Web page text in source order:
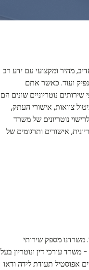
מהיר ומקצועי עם ידע רב
ועוד. כאשר אתם
נוטריוניים שונים הם
צוואות, אישורי העתק,
נוטריונים של משרד
אישורים ותרגומים של
משרדנו מספק שירותי
עורכי דין ונוטריון בעל
אפוסטיל תעודת לידה ודאו